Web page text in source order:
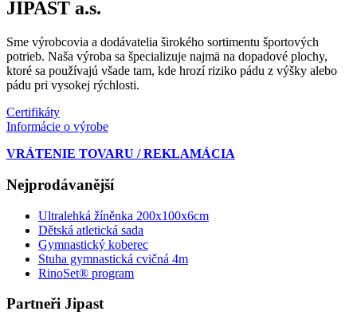
JIPAST a.s.
Sme výrobcovia a dodávatelia širokého sortimentu športových
potrieb. Naša výroba sa špecializuje najmä na dopadové plochy,
ktoré sa používajú všade tam, kde hrozí riziko pádu z výšky alebo
pádu pri vysokej rýchlosti.
Certifikáty
Informácie o výrobe
VRÁTENIE TOVARU / REKLAMÁCIA
Nejprodávanější
Ultralehká žíněnka 200x100x6cm
Dětská atletická sada
Gymnastický koberec
Stuha gymnastická cvičná 4m
RinoSet® program
Partneři Jipast